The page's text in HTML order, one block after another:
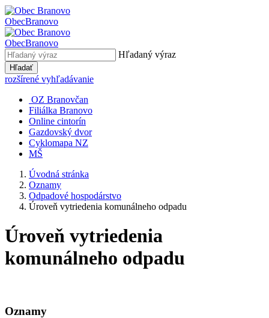
ObecBranovo
ObecBranovo
Hľadaný výraz
Hľadať
rozšírené vyhľadávanie
OZ Branovčan
Filiálka Branovo
Online cintorín
Gazdovský dvor
Cyklomapa NZ
MŠ
Úvodná stránka
Oznamy
Odpadové hospodárstvo
Úroveň vytriedenia komunálneho odpadu
Úroveň vytriedenia
komunálneho odpadu
Oznamy